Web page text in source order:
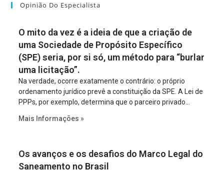
Opinião Do Especialista
O mito da vez é a ideia de que a criação de
uma Sociedade de Propósito Específico
(SPE) seria, por si só, um método para “burlar
uma licitação”.
Na verdade, ocorre exatamente o contrário: o próprio
ordenamento jurídico prevê a constituição da SPE. A Lei de
PPPs, por exemplo, determina que o parceiro privado
empreendimento. Ou seja, a suposta “fraude à licitação” é
projeto a projeto.
Mais Informações »
Os avanços e os desafios do Marco Legal do
Saneamento no Brasil